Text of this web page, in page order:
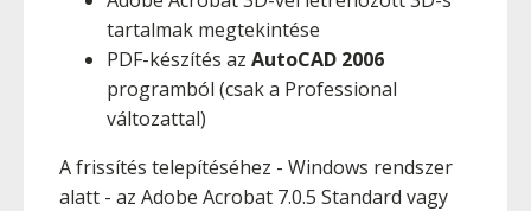
tartalmak megtekintése
PDF-készítés az AutoCAD 2006
programból (csak a Professional
változattal)
A frissítés telepítéséhez - Windows rendszer
alatt - az Adobe Acrobat 7.0.5 Standard vagy